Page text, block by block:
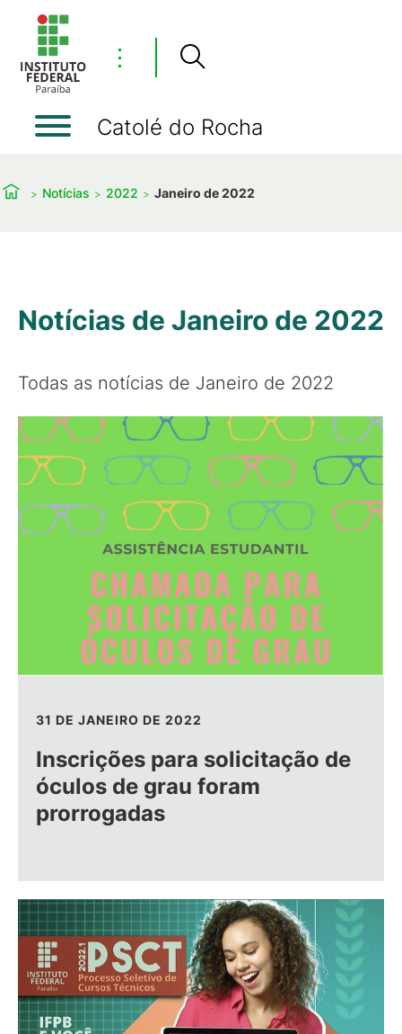
⋮
Catolé do Rocha
Notícias 2022 Janeiro de 2022
Notícias de Janeiro de 2022
Todas as notícias de Janeiro de 2022
31 DE JANEIRO DE 2022
Inscrições para solicitação de
óculos de grau foram
prorrogadas